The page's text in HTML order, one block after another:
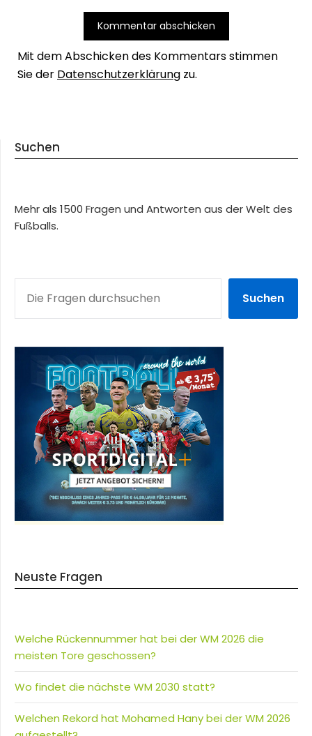
Mit dem Abschicken des Kommentars stimmen
Sie der Datenschutzerklärung zu.
Suchen
Mehr als 1500 Fragen und Antworten aus der Welt des
Fußballs.
Suchen
Neuste Fragen
Welche Rückennummer hat bei der WM 2026 die
meisten Tore geschossen?
Wo findet die nächste WM 2030 statt?
Welchen Rekord hat Mohamed Hany bei der WM 2026